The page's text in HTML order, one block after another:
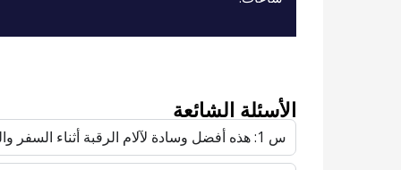
الأسئلة الشائعة
س 1: هذه أفضل وسادة لآلام الرقبة أثناء السفر والرحلات الطويلة?